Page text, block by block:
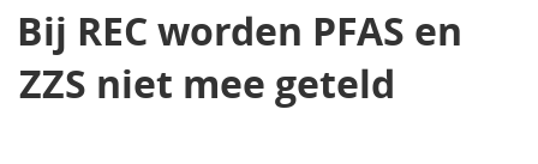
Bij REC worden PFAS en
ZZS niet mee geteld